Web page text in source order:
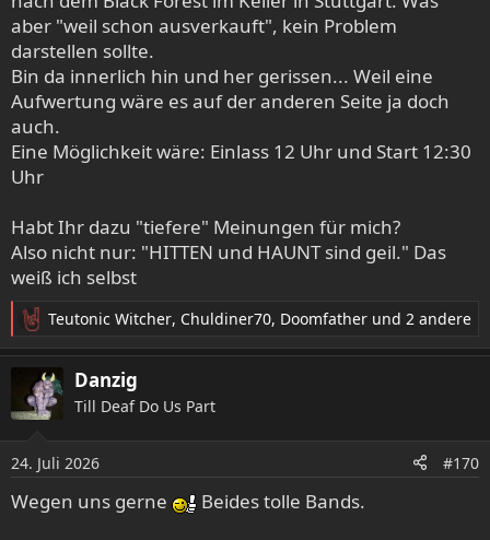
aber "weil schon ausverkauft", kein Problem
darstellen sollte.
Bin da innerlich hin und her gerissen... Weil eine
Aufwertung wäre es auf der anderen Seite ja doch
auch.
Eine Möglichkeit wäre: Einlass 12 Uhr und Start 12:30
Uhr
Habt Ihr dazu "tiefere" Meinungen für mich?
Also nicht nur: "HITTEN und HAUNT sind geil." Das
weiß ich selbst
R
e
a
t
n
e
n
Teutonic Witcher, Chuldiner70, Doomfather und 2 andere
Danzig
Till Deaf Do Us Part
24. Juli 2026 #170
Wegen uns gerne
Beides tolle Bands.